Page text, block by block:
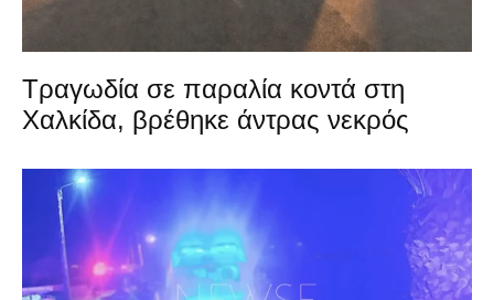
Τραγωδία σε παραλία κοντά στη
Χαλκίδα, βρέθηκε άντρας νεκρός